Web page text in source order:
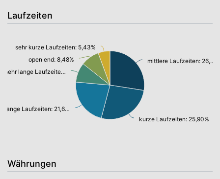
Laufzeiten
mittlere Laufzeiten: 26,73%
kurze Laufzeiten: 25,90%
lange Laufzeiten: 21,66%
sehr lange Laufzeiten: 9,01%
open end: 8,48%
sehr kurze Laufzeiten: 5,43%
Währungen